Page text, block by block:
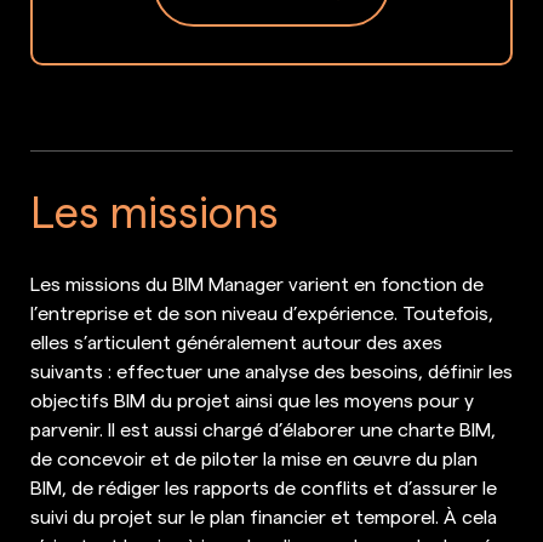
Les missions
Les missions du BIM Manager varient en fonction de
l’entreprise et de son niveau d’expérience. Toutefois,
elles s’articulent généralement autour des axes
suivants : effectuer une analyse des besoins, définir les
objectifs BIM du projet ainsi que les moyens pour y
parvenir. Il est aussi chargé d’élaborer une charte BIM,
de concevoir et de piloter la mise en œuvre du plan
BIM, de rédiger les rapports de conflits et d’assurer le
suivi du projet sur le plan financier et temporel. À cela